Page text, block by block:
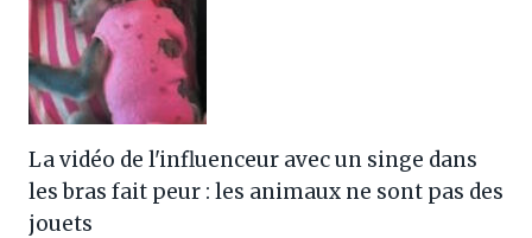
La vidéo de l'influenceur avec un singe dans
les bras fait peur : les animaux ne sont pas des
jouets